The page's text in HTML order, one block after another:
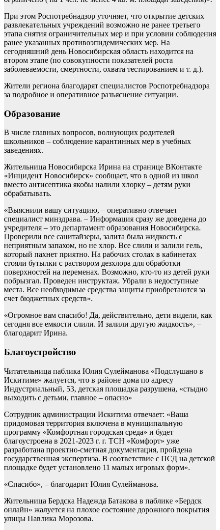
При этом Роспотребнадзор уточняет, что открытие детских
развлекательных учреждений возможно не ранее третьего
этапа снятия ограничительных мер и при условии соблюдения
ранее указанных противоэпидемических мер. На
сегодняшний день Новосибирская область находится на
втором этапе (по совокупности показателей роста
заболеваемости, смертности, охвата тестированием и т. д.).
Жители региона благодарят специалистов Роспотребнадзора
за подробное и оперативное разъяснение ситуации.
Образование
В числе главных вопросов, волнующих родителей
школьников – соблюдение карантинных мер в учебных
заведениях.
Жительница Новосибирска Ирина на странице ВКонтакте
«Инцидент Новосибирск» сообщает, что в одной из школ
вместо антисептика якобы налили хлорку – детям руки
обрабатывать.
«Выяснили вашу ситуацию, – оперативно отвечает
специалист минздрава. – Информация сразу же доведена до
учредителя – это департамент образования Новосибирска.
Проверили все санитайзеры, залита была жидкость с
неприятным запахом, но не хлор. Все слили и залили гель,
который пахнет приятно. На рабочих столах в кабинетах
стояли бутылки с раствором дезхлора для обработки
поверхностей на переменах. Возможно, кто-то из детей руки
побрызгал. Проведен инструктаж. Убрали в недоступные
места. Все необходимые средства защиты приобретаются за
счет бюджетных средств».
«Огромное вам спасибо! Да, действительно, дети видели, как
сегодня все емкости слили. И залили другую жидкость», –
благодарит Ирина.
Благоустройство
Читательница паблика Юлия Сулейманова «Подслушано в
Искитиме» жалуется, что в районе дома по адресу
Индустриальный, 53, детская площадка разрушена, «стыдно
выходить с детьми, главное – опасно»
Сотрудник администрации Искитима отвечает: «Ваша
придомовая территория включена в муниципальную
программу «Комфортная городская среда» и будет
благоустроена в 2021-2023 г. г. ТСН «Комфорт» уже
разработана проектно-сметная документация, пройдена
государственная экспертиза. В соответствие с ПСД на детской
площадке будет установлено 11 малых игровых форм».
«Спасибо», – благодарит Юлия Сулейманова.
Жительница Бердска Надежда Батакова в паблике «Бердск
онлайн» жалуется на плохое состояние дорожного покрытия
улицы Павлика Морозова.